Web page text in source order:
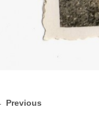
Previous